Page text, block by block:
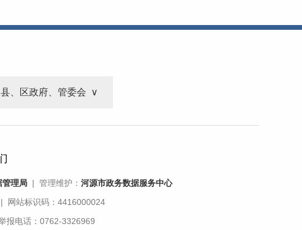
县、区政府、管委会
管理局 | 管理维护： 河源市政务数据服务中心
| 网站标识码：4416000024
电话：0762-3326969